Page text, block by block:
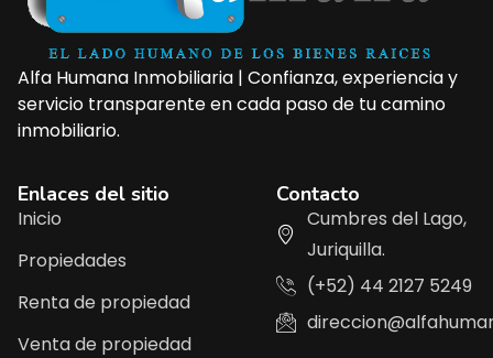
Alfa Humana Inmobiliaria | Confianza, experiencia y
servicio transparente en cada paso de tu camino
inmobiliario.
Enlaces del sitio
Inicio
Propiedades
Renta de propiedad
Venta de propiedad
Contacto
Cumbres del Lago,
Juriquilla.
(+52) 44 2127 5249